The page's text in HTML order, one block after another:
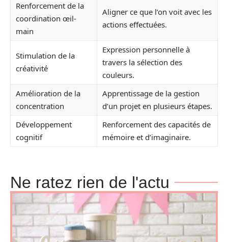
Renforcement de la
coordination œil-
main
Aligner ce que l’on voit avec les
actions effectuées.
Stimulation de la
créativité
Expression personnelle à
travers la sélection des
couleurs.
Amélioration de la
concentration
Apprentissage de la gestion
d’un projet en plusieurs étapes.
Développement
cognitif
Renforcement des capacités de
mémoire et d’imaginaire.
Ne ratez rien de l'actu